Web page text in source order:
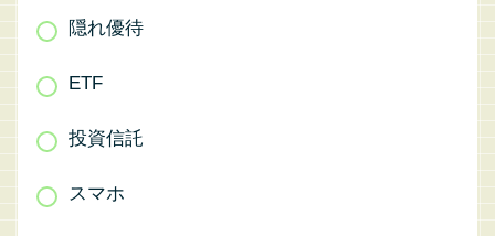
隠れ優待
ETF
投資信託
スマホ